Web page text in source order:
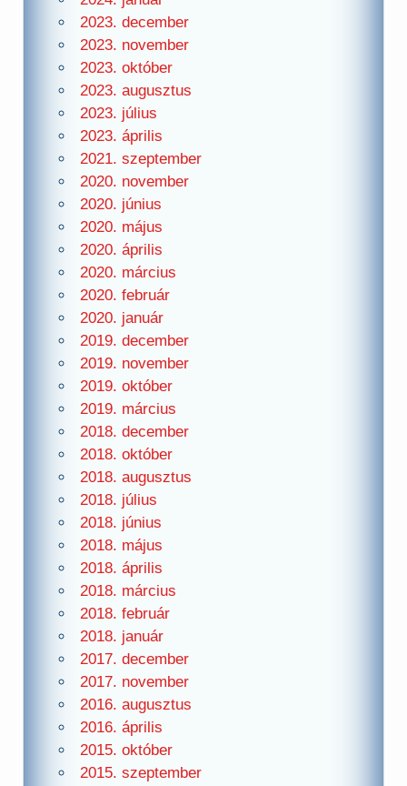
2023. december
2023. november
2023. október
2023. augusztus
2023. július
2023. április
2021. szeptember
2020. november
2020. június
2020. május
2020. április
2020. március
2020. február
2020. január
2019. december
2019. november
2019. október
2019. március
2018. december
2018. október
2018. augusztus
2018. július
2018. június
2018. május
2018. április
2018. március
2018. február
2018. január
2017. december
2017. november
2016. augusztus
2016. április
2015. október
2015. szeptember